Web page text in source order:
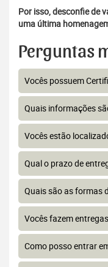
Por isso, desconfie de
uma última
Perguntas
Vocês possuem
Quais informações
Vocês estão
Qual o prazo de
Quais são as formas
Vocês fazem
Como posso entrar